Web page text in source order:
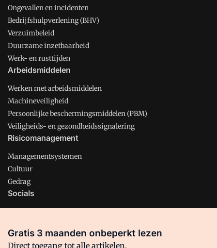
Ongevallen en incidenten
Bedrijfshulpverlening (BHV)
Verzuimbeleid
Duurzame inzetbaarheid
Werk- en rusttijden
Arbeidsmiddelen
Werken met arbeidsmiddelen
Machineveiligheid
Persoonlijke beschermingsmiddelen (PBM)
Veiligheids- en gezondheidssignalering
Risicomanagement
Managementsystemen
Cultuur
Gedrag
Socials
Facebook
Gratis 3 maanden onbeperkt lezen
Direct toegang tot alle artikelen,